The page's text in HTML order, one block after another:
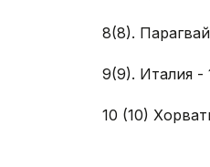
8(8).
9(9). Италия -
10 (10)